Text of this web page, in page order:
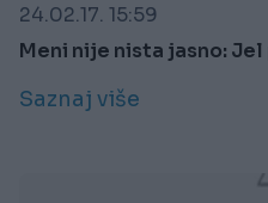
24.02.17. 15:59
Meni nije nista jasno:
Saznaj više